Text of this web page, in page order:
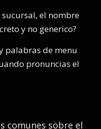
el nombre
y no generico?
palabras de menu
pronuncias el
comunes sobre el